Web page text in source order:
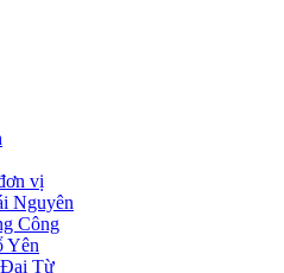
vị
Nguyên
Công
Yên
Đại Từ